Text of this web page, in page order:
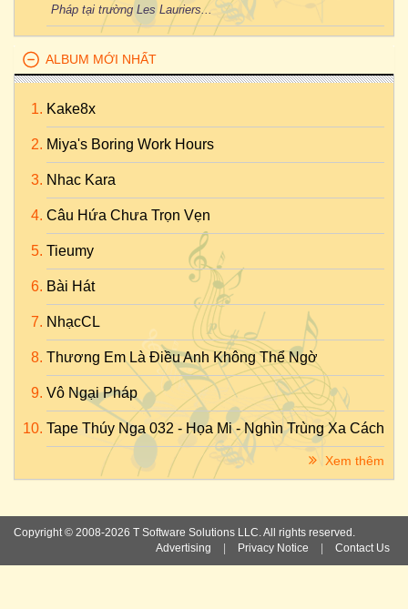
Pháp tại trường Les Lauriers...
ALBUM MỚI NHẤT
Kake8x
Miya's Boring Work Hours
Nhac Kara
Câu Hứa Chưa Trọn Vẹn
Tieumy
Bài Hát
NhạcCL
Thương Em Là Điều Anh Không Thể Ngờ
Vô Ngại Pháp
Tape Thúy Nga 032 - Họa Mi - Nghìn Trùng Xa Cách
Xem thêm
Copyright © 2008-2026 T Software Solutions LLC. All rights reserved.
Advertising
Privacy Notice Contact Us